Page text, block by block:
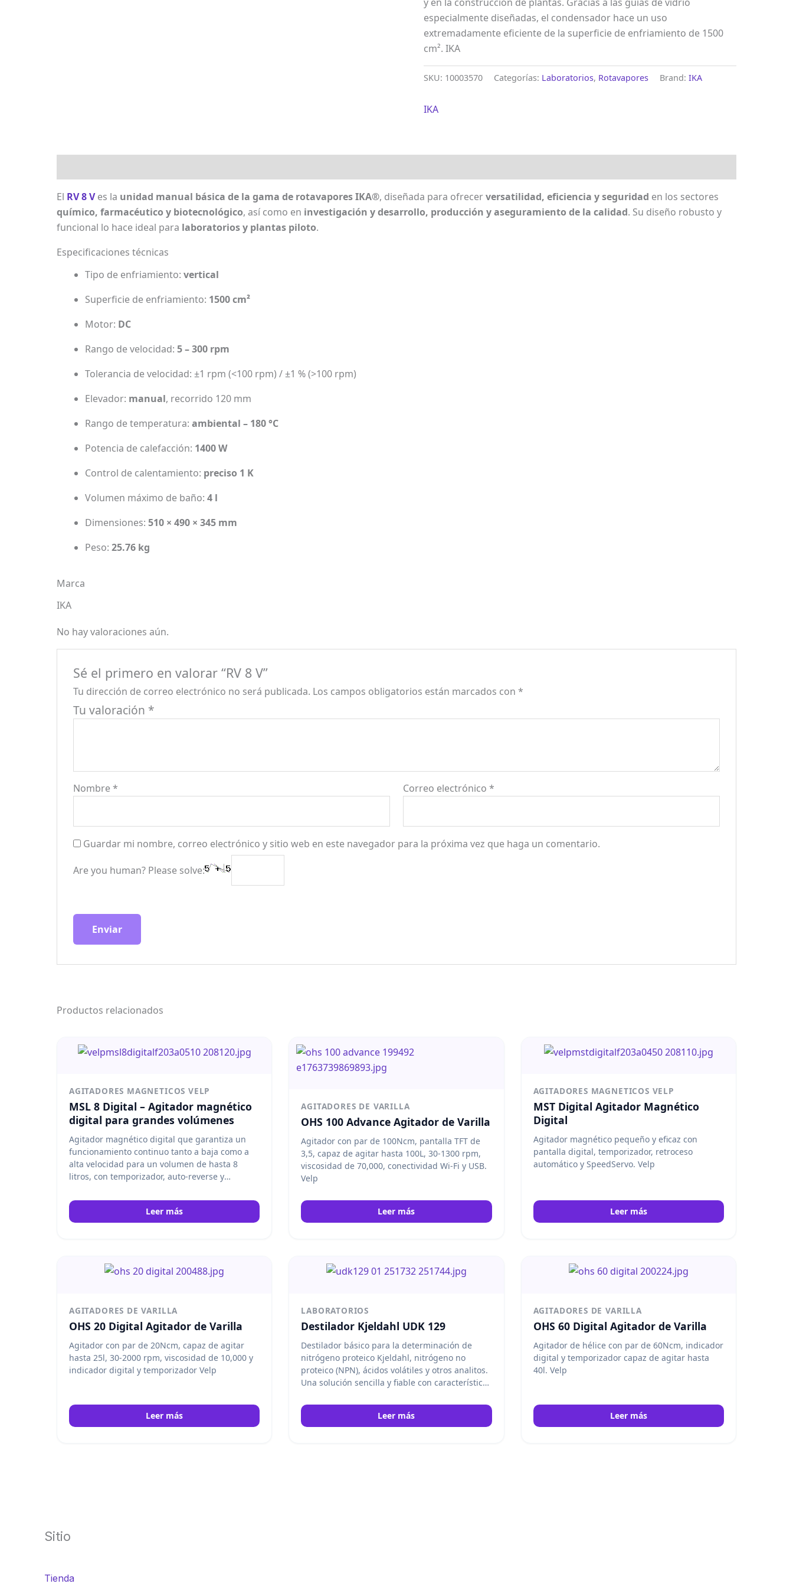
especialmente diseñadas, el condensador hace un uso
extremadamente eficiente de la superficie de enfriamiento de 1500
cm². IKA
SKU: 10003570 Categorías: Laboratorios, Rotavapores Brand:IKA
IKA
El RV 8 V es la unidad manual básica de la gama de rotavapores IKA®, diseñada para ofrecerversatilidad, eficiencia y seguridad en los sectores
químico, farmacéutico y biotecnológico, así como en investigación y desarrollo, producción y aseguramiento de la calidad. Su diseño robusto y
funcional lo hace ideal para laboratorios y plantas piloto.
Especificaciones técnicas
Tipo de enfriamiento: vertical
Superficie de enfriamiento: 1500 cm²
Motor: DC
Rango de velocidad: 5 – 300 rpm
Tolerancia de velocidad: ±1 rpm (<100 rpm) / ±1 % (>100 rpm)
Elevador: manual, recorrido 120 mm
Rango de temperatura: ambiental – 180 °C
Potencia de calefacción: 1400 W
Control de calentamiento: preciso 1 K
Volumen máximo de baño: 4 l
Dimensiones: 510 × 490 × 345 mm
Peso: 25.76 kg
Marca
IKA
No hay valoraciones aún.
Sé el primero en valorar “RV 8 V”
Tu dirección de correo electrónico no será publicada. Los campos obligatorios están marcados con *
Tu valoración *
Nombre* Correo electrónico *
Guardar mi nombre, correo electrónico y sitio web en este navegador para la próxima vez que haga un comentario.
Are you human? Please solve:
Productos relacionados
AGITADORES MAGNETICOS VELP
MSL 8 Digital – Agitador magnético
digital para grandes volúmenes
Agitador magnético digital que garantiza un
funcionamiento continuo tanto a baja como a
alta velocidad para un volumen de hasta 8
litros, con temporizador, auto-reverse y
de agitación de laboratorio de gran capacidad
en ciencias de la vida y farmacéutica. Velp
Leer más
AGITADORES DE VARILLA
OHS 100 Advance Agitador de Varilla
Agitador con par de 100Ncm, pantalla TFT de
3,5, capaz de agitar hasta 100L, 30-1300 rpm,
viscosidad de 70,000, conectividad Wi-Fi y USB.
Velp
Leer más
AGITADORES MAGNETICOS VELP
MST Digital Agitador Magnético
Digital
Agitador magnético pequeño y eficaz con
pantalla digital, temporizador, retroceso
automático y SpeedServo. Velp
Leer más
AGITADORES DE VARILLA
OHS 20 Digital Agitador de Varilla
Agitador con par de 20Ncm, capaz de agitar
hasta 25l, 30-2000 rpm, viscosidad de 10,000 y
indicador digital y temporizador Velp
Leer más
LABORATORIOS
Destilador Kjeldahl UDK 129
Destilador básico para la determinación de
nitrógeno proteico Kjeldahl, nitrógeno no
proteico (NPN), ácidos volátiles y otros analitos.
Una solución sencilla y fiable con características
Leer más
AGITADORES DE VARILLA
OHS 60 Digital Agitador de Varilla
Agitador de hélice con par de 60Ncm, indicador
digital y temporizador capaz de agitar hasta
40l. Velp
Leer más
Sitio
Tienda